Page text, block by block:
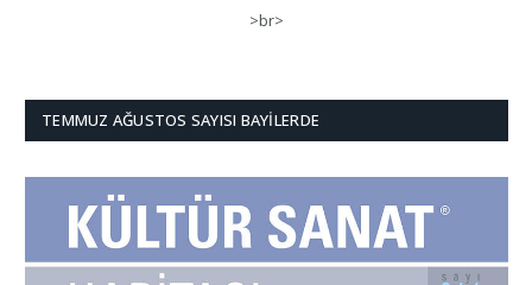
>br>
TEMMUZ AĞUSTOS SAYISI BAYILERDE